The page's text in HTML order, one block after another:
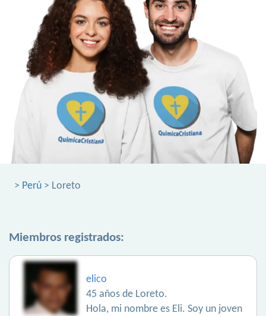
> Perú > Loreto
Miembros registrados:
elico
45 años de Loreto.
Hola, mi nombre es Eli. Soy un joven